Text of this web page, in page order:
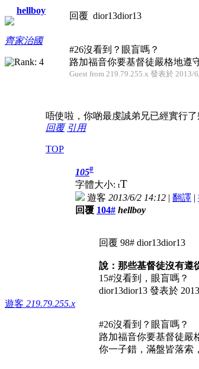
hellboy
齊家治國
回覆 dior13dior13
#26沒看到？眼盲嗎？
路加福音你要基督徒嚴格地遵
Guest from 219.79.255.x 發表於 2013/
唔使啦，你啲最虔誠弟兄已經實行了
回覆 引用
TOP
遊客 219.79.255.x
105#
字體大小: tT
遊客 2013/6/2 14:12 | 翻譯 |
回覆 104# hellboy
回覆 98# dior13dior13
說：那些基督徒沒有遵
15#沒看到，眼盲嗎？
dior13dior13 發表於
#26沒看到？眼盲嗎？
路加福音你要基督徒嚴
你一子錯，滿盤皆落索